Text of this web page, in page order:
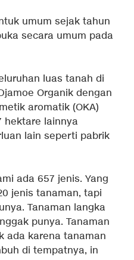
umum sejak tahun
secara umum pada
luas tanah di
Organik dengan
aromatik (OKA)
hektare lainnya
lain seperti pabrik
ada 657 jenis. Yang
jenis tanaman, tapi
Tanaman langka
punya. Tanaman
ada karena tanaman
di tempatnya, in